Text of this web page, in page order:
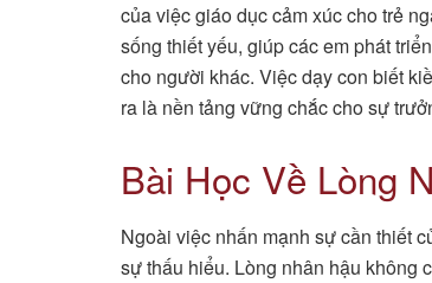
của việc giáo dục cảm xúc cho trẻ
sống thiết yếu, giúp các em phát
cho người khác. Việc dạy con biết
ra là nền tảng vững chắc cho sự
Bài Học Về Lòng
Ngoài việc nhấn mạnh sự cần thiết
sự thấu hiểu. Lòng nhân hậu không